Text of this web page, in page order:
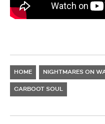
HOME NIGHTMARES ON
CARBOOT SOUL